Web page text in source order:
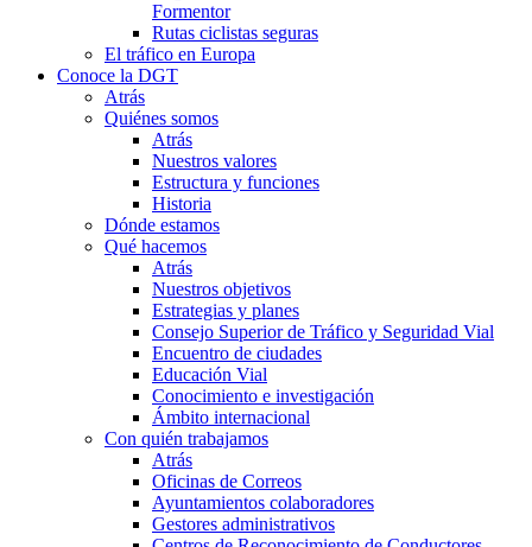
Formentor
Rutas ciclistas seguras
El tráfico en Europa
Conoce la DGT
Atrás
Quiénes somos
Atrás
Nuestros valores
Estructura y funciones
Historia
Dónde estamos
Qué hacemos
Atrás
Nuestros objetivos
Estrategias y planes
Consejo Superior de Tráfico y Seguridad Vial
Encuentro de ciudades
Educación Vial
Conocimiento e investigación
Ámbito internacional
Con quién trabajamos
Atrás
Oficinas de Correos
Ayuntamientos colaboradores
Gestores administrativos